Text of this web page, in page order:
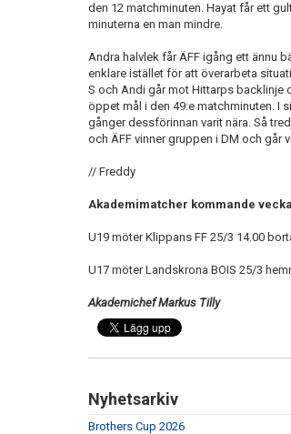
den 12 matchminuten. Hayat får ett
minuterna en man mindre.
Andra halvlek får ÄFF igång ett ännu
enklare istället för att överarbeta
S och Andi går mot Hittarps backlinje
öppet mål i den 49:e matchminuten. I
gånger dessförinnan varit nära. Så
och ÄFF vinner gruppen i DM och går
// Freddy
Akademimatcher kommande vecka
U19 möter Klippans FF 25/3 14.00
U17 möter Landskrona BOIS 25/3
Akademichef Markus Tilly
Nyhetsarkiv
Brothers Cup 2026